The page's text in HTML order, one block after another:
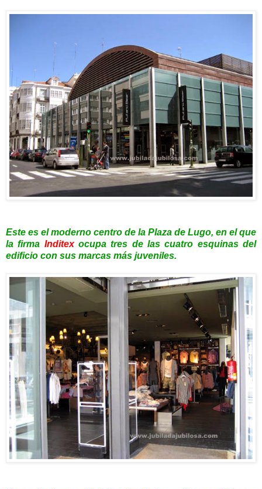
Este es el moderno centro de la Plaza de Lugo, en el que
la firma Inditexocupa tres de las cuatro esquinas del
edificio con sus marcas más juveniles.